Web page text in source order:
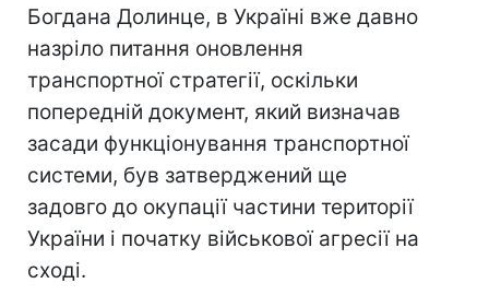
Богдана Долинце, в Україні вже давно
назріло питання оновлення
транспортної стратегії, оскільки
попередній документ, який визначав
засади функціонування транспортної
системи, був затверджений ще
задовго до окупації частини території
України і початку військової агресії на
сході.